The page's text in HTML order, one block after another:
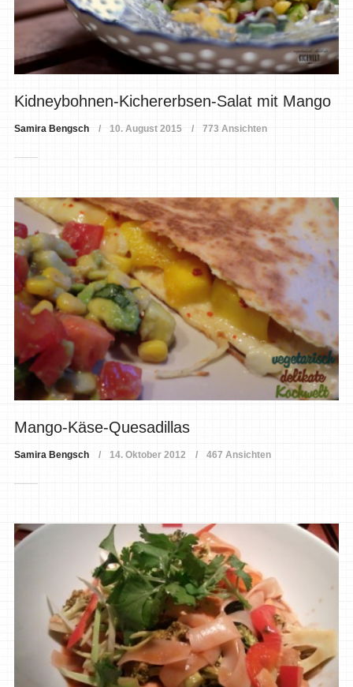
Kidneybohnen-Kichererbsen-Salat mit Mango
Samira Bengsch 10. August 2015 773 Ansichten
Mango-Käse-Quesadillas
Samira Bengsch 14. Oktober 2012 467 Ansichten